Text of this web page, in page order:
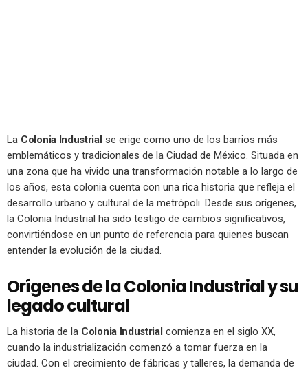
La Colonia Industrial se erige como uno de los barrios más
emblemáticos y tradicionales de la Ciudad de México. Situada en
una zona que ha vivido una transformación notable a lo largo de
los años, esta colonia cuenta con una rica historia que refleja el
desarrollo urbano y cultural de la metrópoli. Desde sus orígenes,
la Colonia Industrial ha sido testigo de cambios significativos,
convirtiéndose en un punto de referencia para quienes buscan
entender la evolución de la ciudad.
Orígenes de la Colonia Industrial y su
legado cultural
La historia de la Colonia Industrial comienza en el siglo XX,
cuando la industrialización comenzó a tomar fuerza en la
ciudad. Con el crecimiento de fábricas y talleres, la demanda de